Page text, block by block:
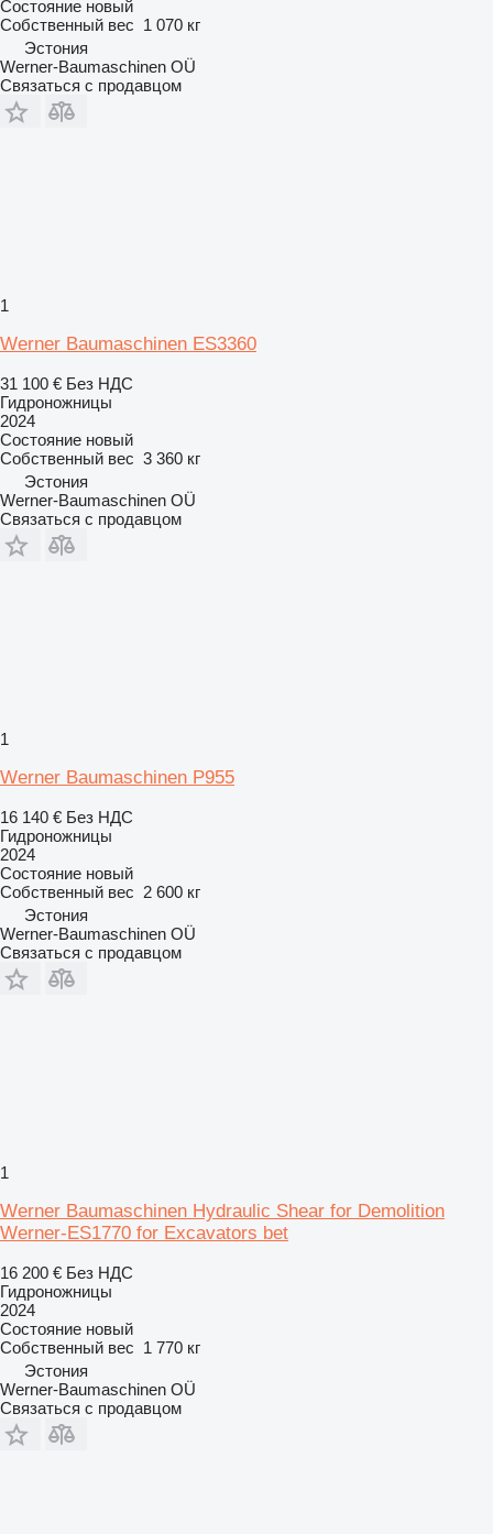
Состояние новый
Собственный вес 1 070 кг
Эстония
Werner-Baumaschinen OÜ
Связаться с продавцом
1
Werner Baumaschinen ES3360
31 100 € Без НДС
Гидроножницы
2024
Состояние новый
Собственный вес 3 360 кг
Эстония
Werner-Baumaschinen OÜ
Связаться с продавцом
1
Werner Baumaschinen P955
16 140 € Без НДС
Гидроножницы
2024
Состояние новый
Собственный вес 2 600 кг
Эстония
Werner-Baumaschinen OÜ
Связаться с продавцом
1
Werner Baumaschinen Hydraulic Shear for Demolition
Werner-ES1770 for Excavators bet
16 200 € Без НДС
Гидроножницы
2024
Состояние новый
Собственный вес 1 770 кг
Эстония
Werner-Baumaschinen OÜ
Связаться с продавцом